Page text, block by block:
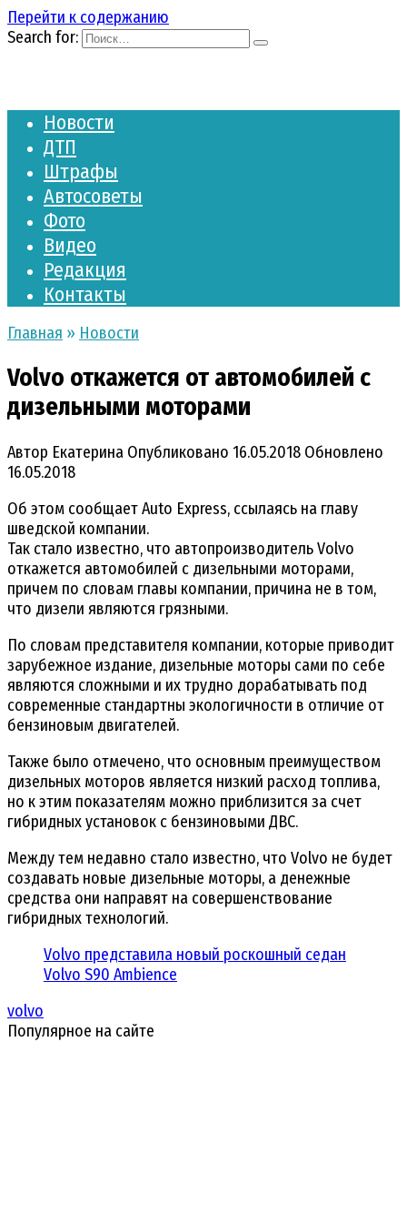
Перейти к содержанию
Search for:
Новости
ДТП
Штрафы
Автосоветы
Фото
Видео
Редакция
Контакты
Главная » Новости
Volvo откажется от автомобилей с
дизельными моторами
Автор Екатерина Опубликовано 16.05.2018 Обновлено
16.05.2018
Об этом сообщает Auto Express, ссылаясь на главу
шведской компании.
Так стало известно, что автопроизводитель Volvo
откажется автомобилей с дизельными моторами,
причем по словам главы компании, причина не в том,
что дизели являются грязными.
По словам представителя компании, которые приводит
зарубежное издание, дизельные моторы сами по себе
являются сложными и их трудно дорабатывать под
современные стандартны экологичности в отличие от
бензиновым двигателей.
Также было отмечено, что основным преимуществом
дизельных моторов является низкий расход топлива,
но к этим показателям можно приблизится за счет
гибридных установок с бензиновыми ДВС.
Между тем недавно стало известно, что Volvo не будет
создавать новые дизельные моторы, а денежные
средства они направят на совершенствование
гибридных технологий.
Volvo представила новый роскошный седан
Volvo S90 Ambience
volvo
Популярное на сайте